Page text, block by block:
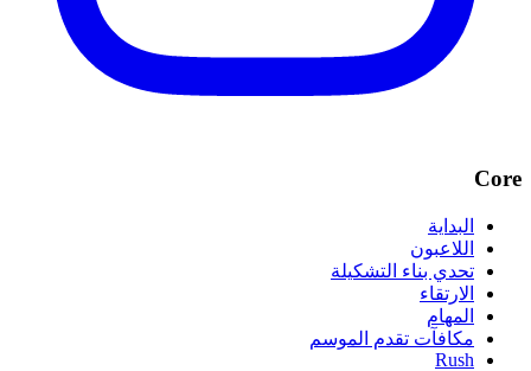
Core
البداية
اللاعبون
تحدي بناء التشكيلة
الارتقاء
المهام
مكافآت تقدم الموسم
Rush